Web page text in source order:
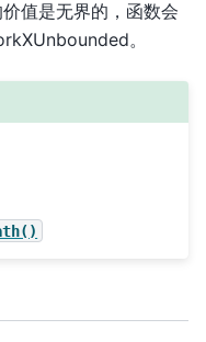
价值是无界的，函数会
。